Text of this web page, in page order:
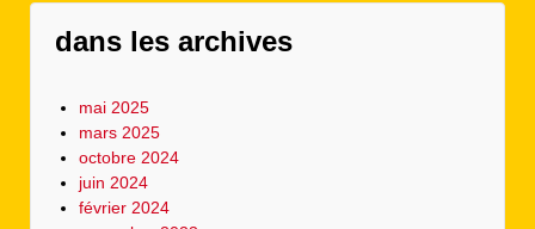
dans les archives
mai 2025
mars 2025
octobre 2024
juin 2024
février 2024